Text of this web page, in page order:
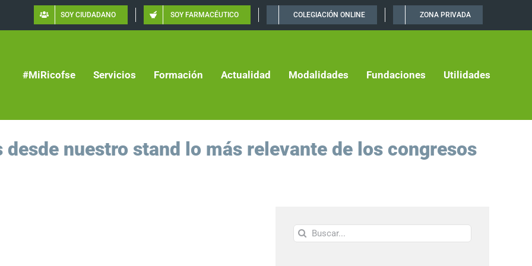
SOY CIUDADANO SOY FARMACÉUTICO COLEGIACIÓN ONLINE ZONA PRIVADA
#MiRicofse Servicios Formación Actualidad Modalidades Fundaciones Utilidades
nuestro stand lo más relevante de los congresos
Buscar: